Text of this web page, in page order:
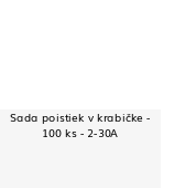
Sada poistiek v krabičke -
100 ks - 2-30A